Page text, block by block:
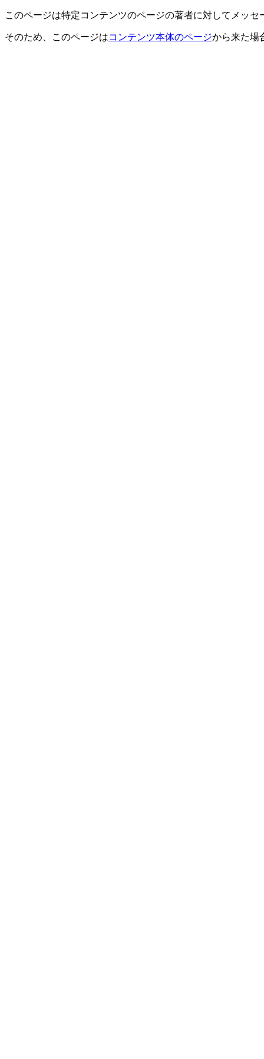
このページは特定コンテンツのページの著者に対してメッ
そのため、このページはコンテンツ本体のページから来た場